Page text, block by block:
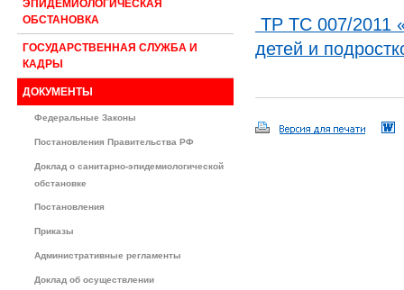
ЭПИДЕМИОЛОГИЧЕСКАЯ
ОБСТАНОВКА
ГОСУДАРСТВЕННАЯ СЛУЖБА И
КАДРЫ
ДОКУМЕНТЫ
Федеральные Законы
Постановления Правительства РФ
Доклад о санитарно-эпидемиологической
обстановке
Постановления
Приказы
Административные регламенты
Доклад об осуществлении
ТР ТС 007/2011
детей и